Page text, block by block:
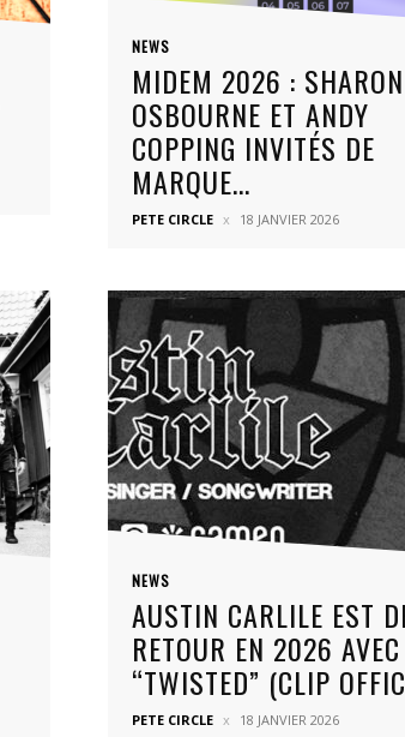
NEWS
MIDEM 2026 : SHARON
OSBOURNE ET ANDY
COPPING INVITÉS DE
MARQUE...
PETE CIRCLE 18 JANVIER 2026
NEWS
AUSTIN CARLILE EST
RETOUR EN 2026 AVEC
“TWISTED” (CLIP
PETE CIRCLE 18 JANVIER 2026